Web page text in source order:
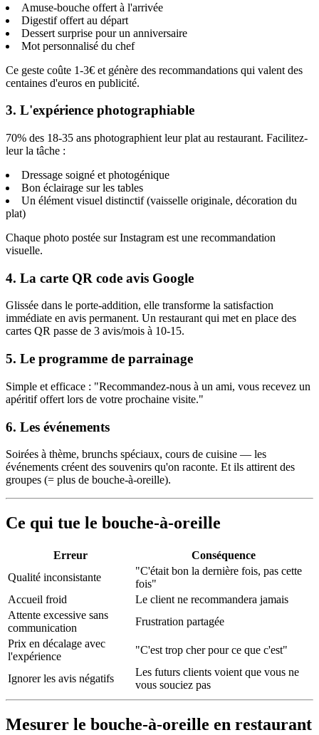
Amuse-bouche offert à l'arrivée
Digestif offert au départ
Dessert surprise pour un anniversaire
Mot personnalisé du chef
Ce geste coûte 1-3€ et génère des recommandations qui valent des
centaines d'euros en publicité.
3. L'expérience photographiable
70% des 18-35 ans photographient leur plat au restaurant. Facilitez-
leur la tâche :
Dressage soigné et photogénique
Bon éclairage sur les tables
Un élément visuel distinctif (vaisselle originale, décoration du
plat)
Chaque photo postée sur Instagram est une recommandation
visuelle.
4. La carte QR code avis Google
Glissée dans le porte-addition, elle transforme la satisfaction
immédiate en avis permanent. Un restaurant qui met en place des
cartes QR passe de 3 avis/mois à 10-15.
5. Le programme de parrainage
Simple et efficace : "Recommandez-nous à un ami, vous recevez un
apéritif offert lors de votre prochaine visite."
6. Les événements
Soirées à thème, brunchs spéciaux, cours de cuisine — les
événements créent des souvenirs qu'on raconte. Et ils attirent des
groupes (= plus de bouche-à-oreille).
Ce qui tue le bouche-à-oreille
Erreur
Conséquence
Qualité inconsistante
"C'était bon la dernière fois, pas cette
fois"
Accueil froid
Le client ne recommandera jamais
Attente excessive sans
communication
Frustration partagée
Prix en décalage avec
l'expérience
"C'est trop cher pour ce que c'est"
Ignorer les avis négatifs
Les futurs clients voient que vous ne
vous souciez pas
Mesurer le bouche-à-oreille en restaurant